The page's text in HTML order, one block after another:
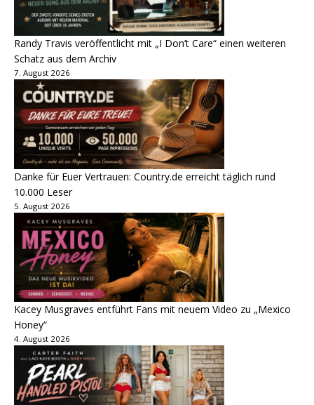
Randy Travis veröffentlicht mit „I Don’t Care“ einen weiteren
Schatz aus dem Archiv
7. August 2026
Danke für Euer Vertrauen: Country.de erreicht täglich rund
10.000 Leser
5. August 2026
Kacey Musgraves entführt Fans mit neuem Video zu „Mexico
Honey“
4. August 2026